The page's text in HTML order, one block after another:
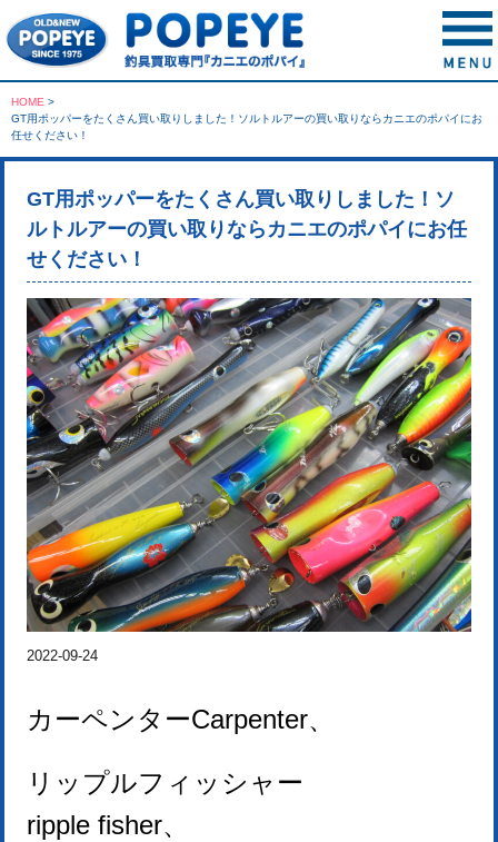
HOME >
GT用ポッパーをたくさん買い取りしました！ソルトルアーの買い取りならカニエのポパイにお
任せください！
GT用ポッパーをたくさん買い取りしました！ソ
ルトルアーの買い取りならカニエのポパイにお任
せください！
2022-09-24
カーペンターCarpenter、
リップルフィッシャー
ripple fisher、